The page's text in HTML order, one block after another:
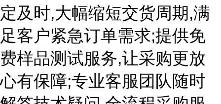
定及时,大幅缩短交货周期,满
足客户紧急订单需求;提供免
费样品测试服务,让采购更放
心有保障;专业客服团队随时